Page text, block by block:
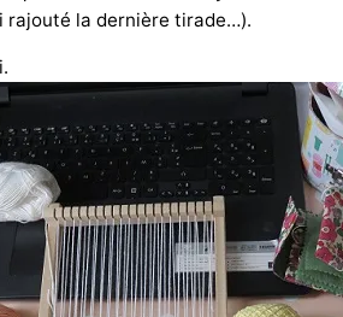
rajouté la dernière tirade…).